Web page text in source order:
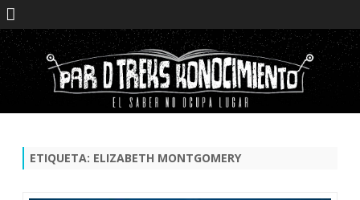
Saltar
ETIQUETA: ELIZABETH MONTGOMERY